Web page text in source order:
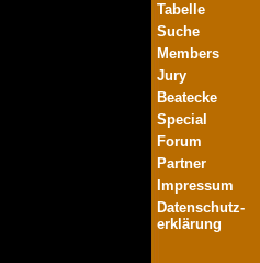
Tabelle
Suche
Members
Jury
Beatecke
Special
Forum
Partner
Impressum
Datenschutz-
erklärung